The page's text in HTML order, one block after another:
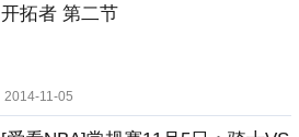
开拓者 第二节
2014-11-05